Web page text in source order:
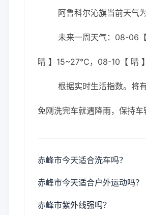
阿鲁科尔沁旗当前天气
未来一周天气：08-
晴 】15~27℃，08-10【 晴
根据实时生活指数。将
免刚洗完车就遇降雨，保持车
赤峰市今天适合洗车吗？
赤峰市今天适合户外运动吗？
赤峰市紫外线强吗？